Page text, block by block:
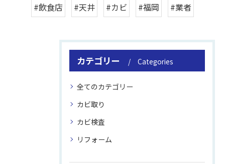
#飲食店 #天井 #カビ #福岡 #業者
カテゴリー Categories
全てのカテゴリー
カビ取り
カビ検査
リフォーム